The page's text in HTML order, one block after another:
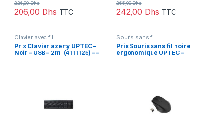
206,00 Dhs
226,00Dhs
TTC 242,00 Dhs
265,00Dhs
TTC
Clavier avec fil
Prix Clavier azerty UPTEC –
Noir – USB – 2m (4111125) – –
Souris sans fil
Prix Souris sans fil noire
ergonomique UPTEC –